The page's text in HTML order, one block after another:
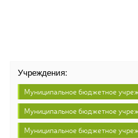
Учреждения:
Муниципальное бюджетное
Муниципальное бюджетное
Муниципальное бюджетное